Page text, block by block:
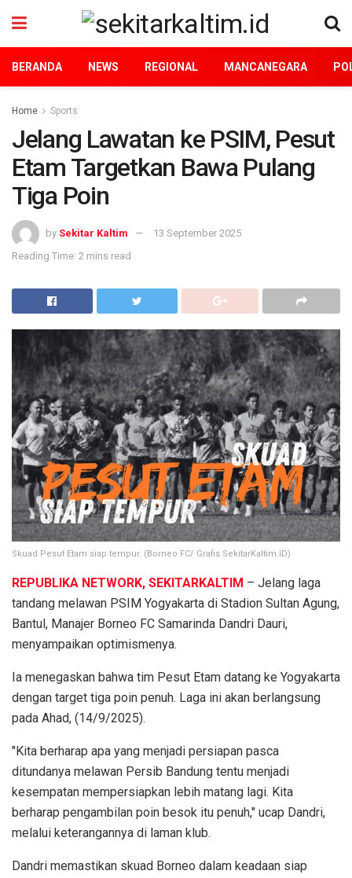
BERANDA NEWS REGIONAL MANCANEGARA
Home Sports
Jelang Lawatan ke PSIM, Pesut
Etam Targetkan Bawa Pulang
Tiga Poin
by Sekitar Kaltim
13 September 2025
Reading Time: 2 mins read
Skuad Pesut Etam siap tempur. (Borneo FC/ Grafis SekitarKaltim.ID)
REPUBLIKA NETWORK, SEKITARKALTIM – Jelang laga
tandang melawan PSIM Yogyakarta di Stadion Sultan Agung,
Bantul, Manajer Borneo FC Samarinda Dandri Dauri,
menyampaikan optimismenya.
Ia menegaskan bahwa tim Pesut Etam datang ke Yogyakarta
dengan target tiga poin penuh. Laga ini akan berlangsung
pada Ahad, (14/9/2025).
"Kita berharap apa yang menjadi persiapan pasca
ditundanya melawan Persib Bandung tentu menjadi
kesempatan mempersiapkan lebih matang lagi. Kita
berharap pengambilan poin besok itu penuh," ucap Dandri,
melalui keterangannya di laman klub.
Dandri memastikan skuad Borneo dalam keadaan siap